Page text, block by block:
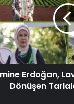
Erdoğan,
Dönüşen